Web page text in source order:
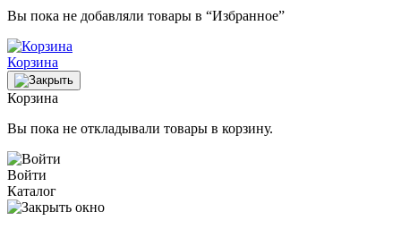
Вы пока не добавляли товары в “Избранное”
Корзина
Корзина
Вы пока не откладывали товары в корзину.
Войти
Каталог